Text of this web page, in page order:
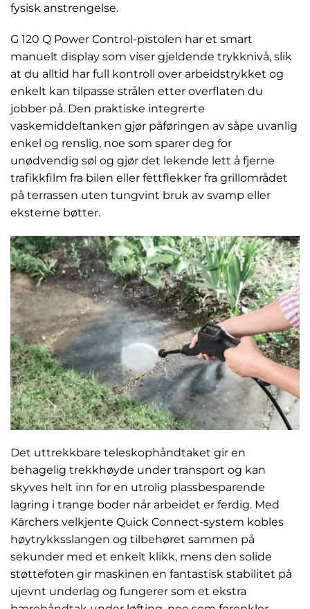
fysisk anstrengelse.
G 120 Q Power Control-pistolen har et smart
manuelt display som viser gjeldende trykknivå, slik
at du alltid har full kontroll over arbeidstrykket og
enkelt kan tilpasse strålen etter overflaten du
jobber på. Den praktiske integrerte
vaskemiddeltanken gjør påføringen av såpe uvanlig
enkel og renslig, noe som sparer deg for
unødvendig søl og gjør det lekende lett å fjerne
trafikkfilm fra bilen eller fettflekker fra grillområdet
på terrassen uten tungvint bruk av svamp eller
eksterne bøtter.
Det uttrekkbare teleskophåndtaket gir en
behagelig trekkhøyde under transport og kan
skyves helt inn for en utrolig plassbesparende
lagring i trange boder når arbeidet er ferdig. Med
Kärchers velkjente Quick Connect-system kobles
høytrykksslangen og tilbehøret sammen på
sekunder med et enkelt klikk, mens den solide
støttefoten gir maskinen en fantastisk stabilitet på
ujevnt underlag og fungerer som et ekstra